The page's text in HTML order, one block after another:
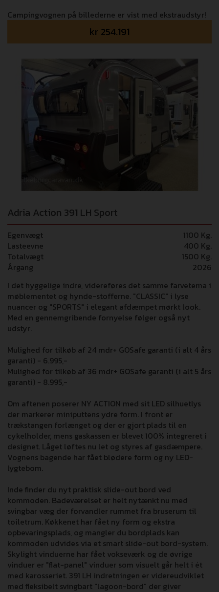
Campingvognen på billederne er vist med ekstraudstyr!
kr 254.191
Adria Action 391 LH Sport
Egenvægt
1100 Kg.
Lasteevne
400 Kg.
Totalvægt
1500 Kg.
Årgang
2026
I det hyggelige indre, videreføres det samme farvetema i
møblementet og hynde-stofferne. "CLASSIC" i lyse
nuancer og "SPORTS" i elegant afdæmpet mørkt look.
Med en gennemgribende fornyelse følger også nyt
udstyr.
Mulighed for tilkøb af 24 mdr+ GOSafe garanti (i alt 4 års
garanti) - 6.995,-
Mulighed for tilkøb af 36 mdr+ GOSafe garanti (i alt 5 års
garanti) - 8.995,-
Om aftenen poserer NY ACTION med sit LED silhuetlys
der markerer miniputtens ydre form. I front er
trækstangen forlænget og der er gjort plads til en
cykelholder, mens gaskassen er blevet 100% integreret i
designet. Låget løftes nu let og styres af gasdæmpere.
Vognens bagende har fået blødere form og ny LED-
lygtebom.
Inde finder du nyt praktisk slide-out bord ved
kommoden. Badeværelset er helt nytænkt nu med
svingbar væg der forvandler rummet fra bruserum til
toiletrum. Køkkenet har fået ny form og ekstra
opbevaringsplads, og mangler du bordplads kan
kommoden udvides via et smart slide-out bord-system.
Skylight vinduerne har fået vokseværk og de øvrige
vinduer er "flat-panel" vinduer som visuelt går helt i ét
med karosseriet. 391 LH indretningen er videreudviklet
med fleksibelt svingbart "lagoon-bord" der giver